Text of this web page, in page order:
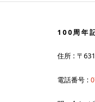
100周年
住所 : 〒
電話番号 :